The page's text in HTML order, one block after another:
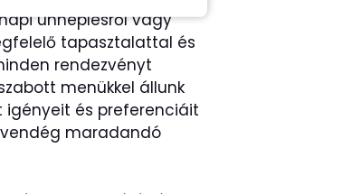
ünneplésről vagy
tapasztalattal és
rendezvényt
menükkel állunk
igényeit és preferenciáit
maradandó